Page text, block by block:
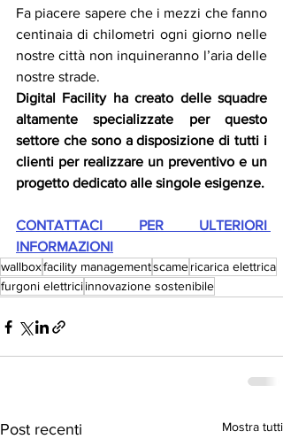
Fa piacere sapere che i mezzi che fanno
centinaia di chilometri ogni giorno nelle
nostre città non inquineranno l’aria delle
nostre strade.
Digital Facility ha creato delle squadre
altamente specializzate per questo
settore che sono a disposizione di tutti i
clienti per realizzare un preventivo e un
progetto dedicato alle singole esigenze.
CONTATTACI PER ULTERIORI
INFORMAZIONI
wallboxfacility managementscamericarica elettrica
furgoni elettriciinnovazione sostenibile
Post recenti Mostra tutti